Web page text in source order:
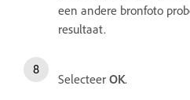
een andere bronfoto
resultaat.
Selecteer OK.